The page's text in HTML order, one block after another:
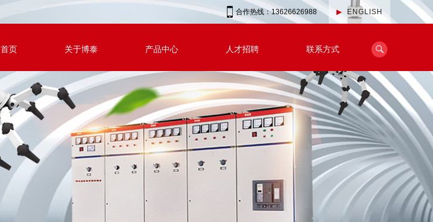
▶ ENGLISH
合作热线：13626626988
首页 关于博泰 产品中心 人才招聘 联系方式